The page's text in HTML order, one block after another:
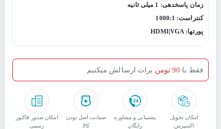
زمان پاسخدهی: 1 میلی ثانیه
کنتراست: 1000:1
پورتها: HDMI|VGA
امکان تحویل
اکسپرس
پشتیبانی و مشاوره
رایگان
ﺿﻤﺎﻧﺖ اﺻﻞ ﺑﻮدن
ﮐﺎﻟﺎ
امکان صدور فاکتور
رسمی
فقط با 90 تومن برات ارسالش میکنیم